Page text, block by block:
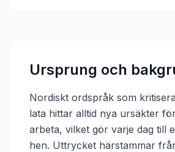
Ursprung och
Nordiskt ordspråk som
lata hittar alltid nya ursäkter
arbeta, vilket gör varje dag till
hen. Uttrycket härstammar